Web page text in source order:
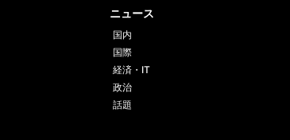
ニュース
国内
国際
経済・IT
政治
話題